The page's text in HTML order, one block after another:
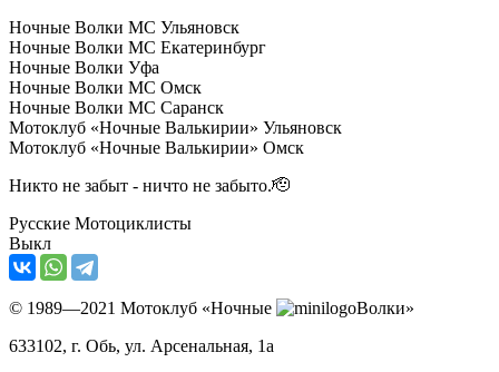
Ночные Волки МС Ульяновск
Ночные Волки МС Екатеринбург
Ночные Волки Уфа
Ночные Волки МС Омск
Ночные Волки МС Саранск
Мотоклуб «Ночные Валькирии» Ульяновск
Мотоклуб «Ночные Валькирии» Омск
Никто не забыт - ничто не забыто.🫡
Русские Мотоциклисты
Выкл
© 1989—2021 Мотоклуб «Ночные
Волки»
633102, г. Обь, ул. Арсенальная, 1а